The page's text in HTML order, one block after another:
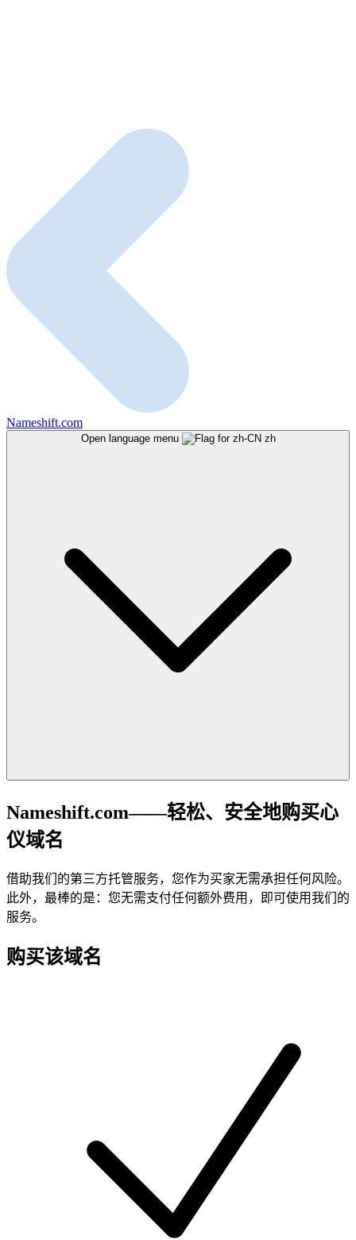
Nameshift.com
Open language menu zh
Nameshift.com——轻松、安全地购买心
仪域名
借助我们的第三方托管服务，您作为买家无需承担任何风险。
此外，最棒的是：您无需支付任何额外费用，即可使用我们的
服务。
购买该域名